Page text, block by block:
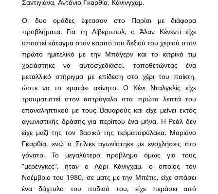
Σαντιγιάνα, Αντόνιο Γκαρθία, Κάνινγχαμ.
Οι δυο ομάδες έφτασαν στο Παρίσι με διάφορα
προβλήματα. Για τη Λίβερπουλ, ο Άλαν Κένεντι είχε
υποστεί κάταγμα στον καρπό του δεξιού του χεριού στον
πρώτο ημιτελικό με την Μπάγερν και το ιατρικό τιμ
χρειάστηκε να αυτοσχεδιάσει, τοποθετώντας ένα
μεταλλικό στήριγμα με επίδεση στο χέρι του παίκτη,
ώστε να το κρατάει ακίνητο. Ο Κένι Νταλγκλίς είχε
τραυματιστεί στον αστράγαλο στα πρώτα λεπτά του
επαναληπτικού με τους Βαυαρούς και είχε μείνει εκτός
αγωνιστικής δράσης για περίπου ένα μήνα. Η Ρεάλ δεν
είχε μαζί της τον βασικό της τερματοφύλακα, Μαριάνο
Γκαρθία, ενώ ο Στίλικε αγωνίστηκε με ενοχλήσεις στο
γόνατο. Το μεγαλύτερο πρόβλημα όμως για τους
“μερένγκες”, ήταν ο Λόρι Κάνιγχαμ, ο οποίος τον
Νοέμβριο του 1980, σε ματς με την Μπέτις, είχε σπάσει
ένα δάχτυλο του ποδιού του, είχε περάσει από